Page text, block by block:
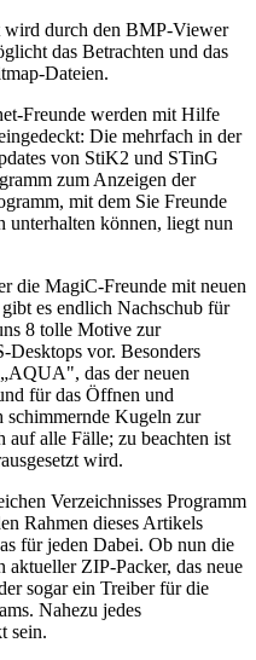
durch den BMP-Viewer
das Betrachten und das
Dateien.
Freunde werden mit Hilfe
Die mehrfach in der
von StiK2 und STinG
zum Anzeigen der
mit dem Sie Freunde
unterhalten können, liegt nun
die MagiC-Freunde mit neuen
es endlich Nachschub für
8 tolle Motive zur
vor. Besonders
das der neuen
für das Öffnen und
schimmernde Kugeln zur
alle Fälle; zu beachten ist
wird.
Verzeichnisses Programm
Rahmen dieses Artikels
für jeden Dabei. Ob nun die
aktueller ZIP-Packer, das neue
sogar ein Treiber für die
Nahezu jedes
sein.